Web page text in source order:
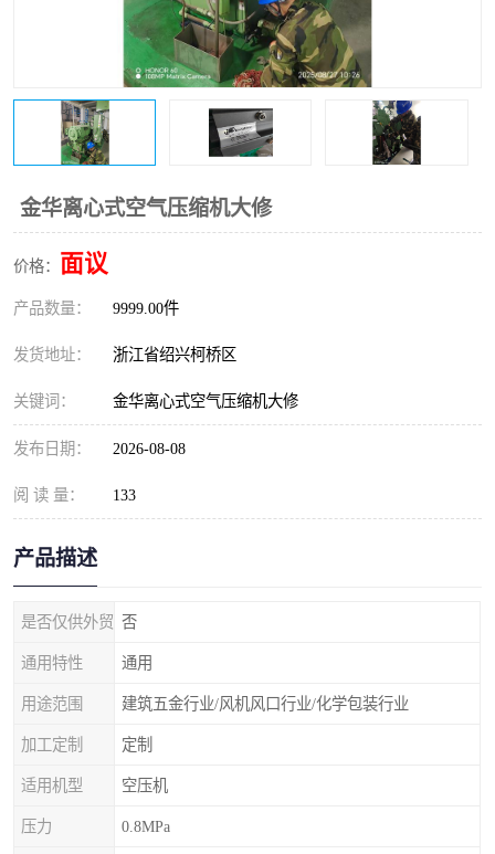
金华离心式空气压缩机大修
价格： 面议
产品数量： 9999.00件
发货地址： 浙江省绍兴柯桥区
关键词： 金华离心式空气压缩机大修
发布日期： 2026-08-08
阅 读 量： 133
产品描述
是否仅供外贸 否
通用特性 通用
用途范围 建筑五金行业/风机风口行业/化学包装行业
加工定制 定制
适用机型 空压机
压力 0.8MPa
微电脑控制器 离心式压缩机高速转子组
复盛离心机零件 中冷耐高温气侧密封胶垫
空气过滤器 阿特拉斯
CAMERON空压机维修 CAMERON空压机显示屏